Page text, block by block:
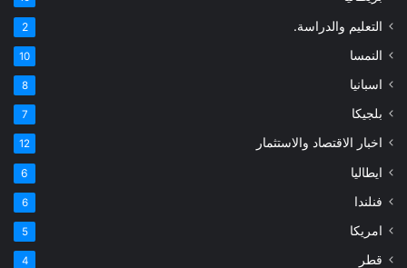
التعليم والدراسة. 2
النمسا 10
اسبانيا 8
بلجيكا 7
اخبار الاقتصاد والاستثمار 12
ايطاليا 6
فنلندا 6
امريكا 5
قطر 4